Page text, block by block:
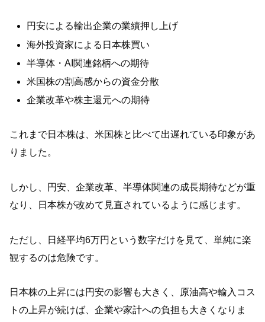
円安による輸出企業の業績押し上げ
海外投資家による日本株買い
半導体・AI関連銘柄への期待
米国株の割高感からの資金分散
企業改革や株主還元への期待
これまで日本株は、米国株と比べて出遅れている印象があ
りました。
しかし、円安、企業改革、半導体関連の成長期待などが重
なり、日本株が改めて見直されているように感じます。
ただし、日経平均6万円という数字だけを見て、単純に楽
観するのは危険です。
日本株の上昇には円安の影響も大きく、原油高や輸入コス
トの上昇が続けば、企業や家計への負担も大きくなりま